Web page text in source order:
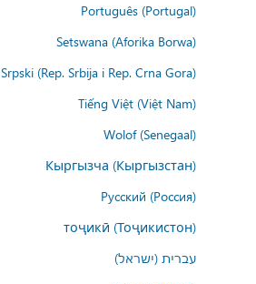
Português (Portugal)
Setswana (Aforika Borwa)
Srpski (Rep. Srbija i Rep. Crna Gora)
Tiếng Việt (Việt Nam)
Wolof (Senegaal)
Кыргызча (Кыргызстан)
Русский (Россия)
тоҷикӣ (Тоҷикистон)
עברית (ישראל)